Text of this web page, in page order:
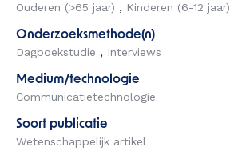
Ouderen (>65 jaar)
Kinderen (6-12 jaar)
Onderzoeksmethode(n)
Dagboekstudie
Interviews
Medium/technologie
Communicatietechnologie
Soort publicatie
Wetenschappelijk artikel